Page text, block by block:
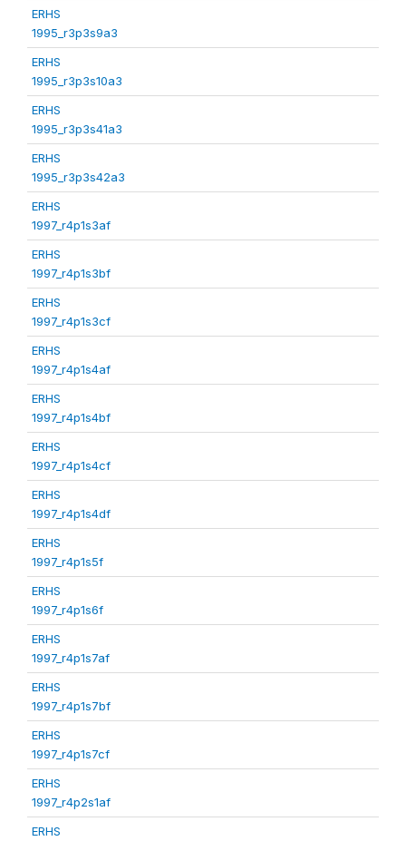
ERHS
1995_r3p3s9a3
ERHS
1995_r3p3s10a3
ERHS
1995_r3p3s41a3
ERHS
1995_r3p3s42a3
ERHS
1997_r4p1s3af
ERHS
1997_r4p1s3bf
ERHS
1997_r4p1s3cf
ERHS
1997_r4p1s4af
ERHS
1997_r4p1s4bf
ERHS
1997_r4p1s4cf
ERHS
1997_r4p1s4df
ERHS
1997_r4p1s5f
ERHS
1997_r4p1s6f
ERHS
1997_r4p1s7af
ERHS
1997_r4p1s7bf
ERHS
1997_r4p1s7cf
ERHS
1997_r4p2s1af
ERHS